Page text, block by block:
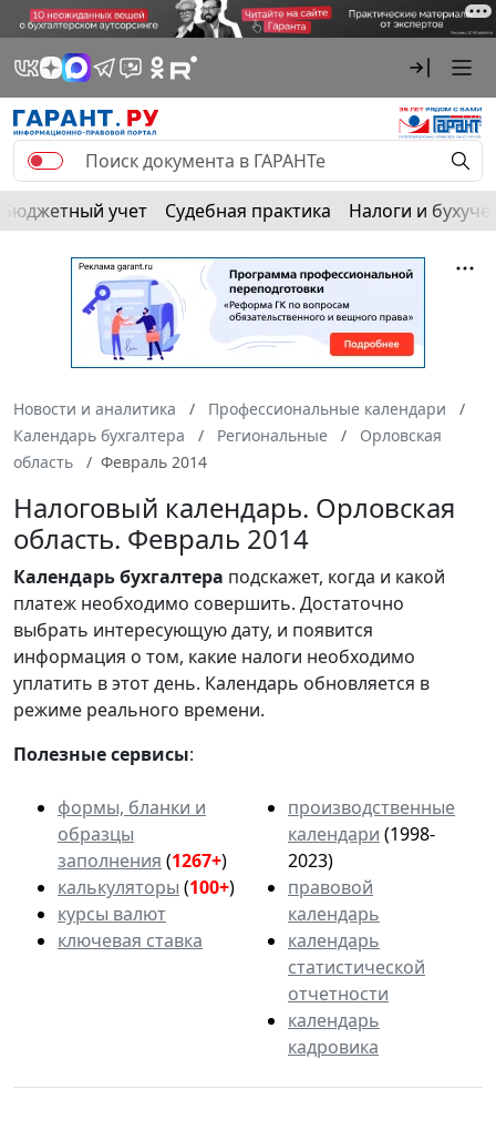
Бюджетный учет Судебная практика Налоги и
Новости и аналитика
Профессиональные календари
Календарь бухгалтера
Региональные
Орловская
область
Февраль 2014
Налоговый календарь. Орловская
область. Февраль 2014
Календарьбухгалтера подскажет, когда и какой
платеж необходимо совершить. Достаточно
выбрать интересующую дату, и появится
информация о том, какие налоги необходимо
уплатить в этот день. Календарь обновляется в
режиме реального времени.
Полезные сервисы:
формы, бланки и
образцы
заполнения (1267+)
калькуляторы (100+)
курсы валют
ключевая ставка
производственные
календари (1998-
2023)
правовой
календарь
календарь
статистической
отчетности
календарь
кадровика